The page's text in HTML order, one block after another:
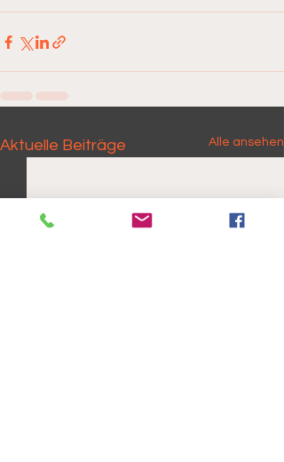
Aktuelle Beiträge Alle ansehen